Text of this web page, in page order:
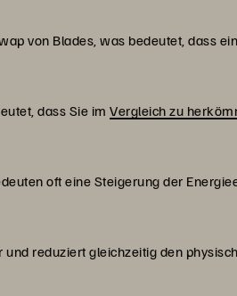
von Blades, was bedeutet, dass
dass Sie imVergleich zu
oft eine Steigerung der
reduziert gleichzeitig den